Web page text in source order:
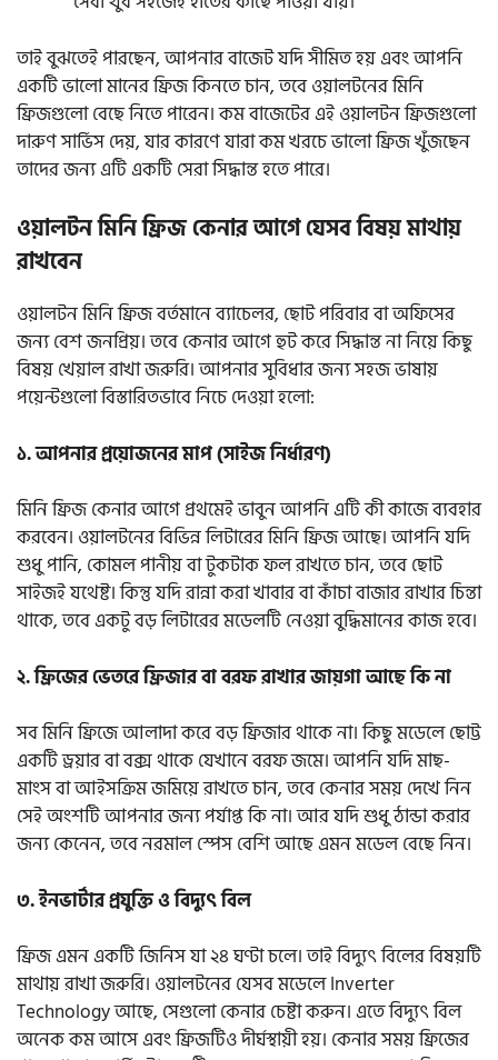
তাই বুঝতেই পারছেন, আপনার বাজেট যদি সীমিত হয় এবং আপনি
একটি ভালো মানের ফ্রিজ কিনতে চান, তবে ওয়ালটনের মিনি
ফ্রিজগুলো বেছে নিতে পারেন। কম বাজেটের এই ওয়ালটন ফ্রিজগুলো
দারুণ সার্ভিস দেয়, যার কারণে যারা কম খরচে ভালো ফ্রিজ খুঁজছেন
তাদের জন্য এটি একটি সেরা সিদ্ধান্ত হতে পারে।
ওয়ালটন মিনি ফ্রিজ কেনার আগে যেসব বিষয় মাথায়
রাখবেন
ওয়ালটন মিনি ফ্রিজ বর্তমানে ব্যাচেলর, ছোট পরিবার বা অফিসের
জন্য বেশ জনপ্রিয়। তবে কেনার আগে হুট করে সিদ্ধান্ত না নিয়ে কিছু
বিষয় খেয়াল রাখা জরুরি। আপনার সুবিধার জন্য সহজ ভাষায়
পয়েন্টগুলো বিস্তারিতভাবে নিচে দেওয়া হলো:
১. আপনার প্রয়োজনের মাপ (সাইজ নির্ধারণ)
মিনি ফ্রিজ কেনার আগে প্রথমেই ভাবুন আপনি এটি কী কাজে ব্যবহার
করবেন। ওয়ালটনের বিভিন্ন লিটারের মিনি ফ্রিজ আছে। আপনি যদি
শুধু পানি, কোমল পানীয় বা টুকটাক ফল রাখতে চান, তবে ছোট
সাইজই যথেষ্ট। কিন্তু যদি রান্না করা খাবার বা কাঁচা বাজার রাখার চিন্তা
থাকে, তবে একটু বড় লিটারের মডেলটি নেওয়া বুদ্ধিমানের কাজ হবে।
২. ফ্রিজের ভেতরে ফ্রিজার বা বরফ রাখার জায়গা আছে কি না
সব মিনি ফ্রিজে আলাদা করে বড় ফ্রিজার থাকে না। কিছু মডেলে ছোট্ট
একটি ড্রয়ার বা বক্স থাকে যেখানে বরফ জমে। আপনি যদি মাছ-
মাংস বা আইসক্রিম জমিয়ে রাখতে চান, তবে কেনার সময় দেখে নিন
সেই অংশটি আপনার জন্য পর্যাপ্ত কি না। আর যদি শুধু ঠান্ডা করার
জন্য কেনেন, তবে নরমাল স্পেস বেশি আছে এমন মডেল বেছে নিন।
৩. ইনভার্টার প্রযুক্তি ও বিদ্যুৎ বিল
ফ্রিজ এমন একটি জিনিস যা ২৪ ঘণ্টা চলে। তাই বিদ্যুৎ বিলের বিষয়টি
মাথায় রাখা জরুরি। ওয়ালটনের যেসব মডেলে Inverter
Technology আছে, সেগুলো কেনার চেষ্টা করুন। এতে বিদ্যুৎ বিল
অনেক কম আসে এবং ফ্রিজটিও দীর্ঘস্থায়ী হয়। কেনার সময় ফ্রিজের